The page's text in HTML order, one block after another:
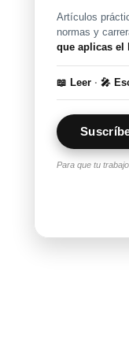
Artículos
normas y
que aplicas el
📖 Leer · 🎤
Para que tu